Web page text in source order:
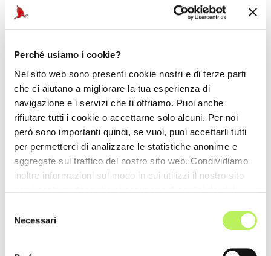
Perché usiamo i cookie?
Nel sito web sono presenti cookie nostri e di terze parti
che ci aiutano a migliorare la tua esperienza di
navigazione e i servizi che ti offriamo. Puoi anche
rifiutare tutti i cookie o accettarne solo alcuni. Per noi
però sono importanti quindi, se vuoi, puoi accettarli tutti
per permetterci di analizzare le statistiche anonime e
aggregate sul traffico del nostro sito web. Condividiamo
inoltre informazioni sul modo in cui utilizzi il nostro sito
combinarle con altre informazioni che hai fornito loro o
delNecessari